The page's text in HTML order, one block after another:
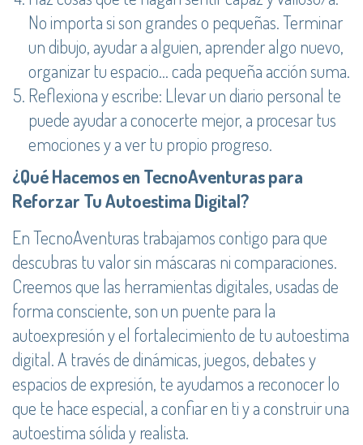
No importa si son grandes o pequeñas. Terminar
un dibujo, ayudar a alguien, aprender algo nuevo,
organizar tu espacio... cada pequeña acción suma.
Reflexiona y escribe: Llevar un diario personal te
puede ayudar a conocerte mejor, a procesar tus
emociones y a ver tu propio progreso.
¿Qué Hacemos en TecnoAventuras para
Reforzar Tu Autoestima Digital?
En TecnoAventuras trabajamos contigo para que
descubras tu valor sin máscaras ni comparaciones.
Creemos que las herramientas digitales, usadas de
forma consciente, son un puente para la
autoexpresión y el fortalecimiento de tu autoestima
digital. A través de dinámicas, juegos, debates y
espacios de expresión, te ayudamos a reconocer lo
que te hace especial, a confiar en ti y a construir una
autoestima sólida y realista.